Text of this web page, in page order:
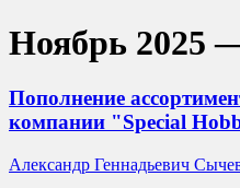
Ноябрь 2025
Пополнение
компании "Special
Александр Геннадьевич